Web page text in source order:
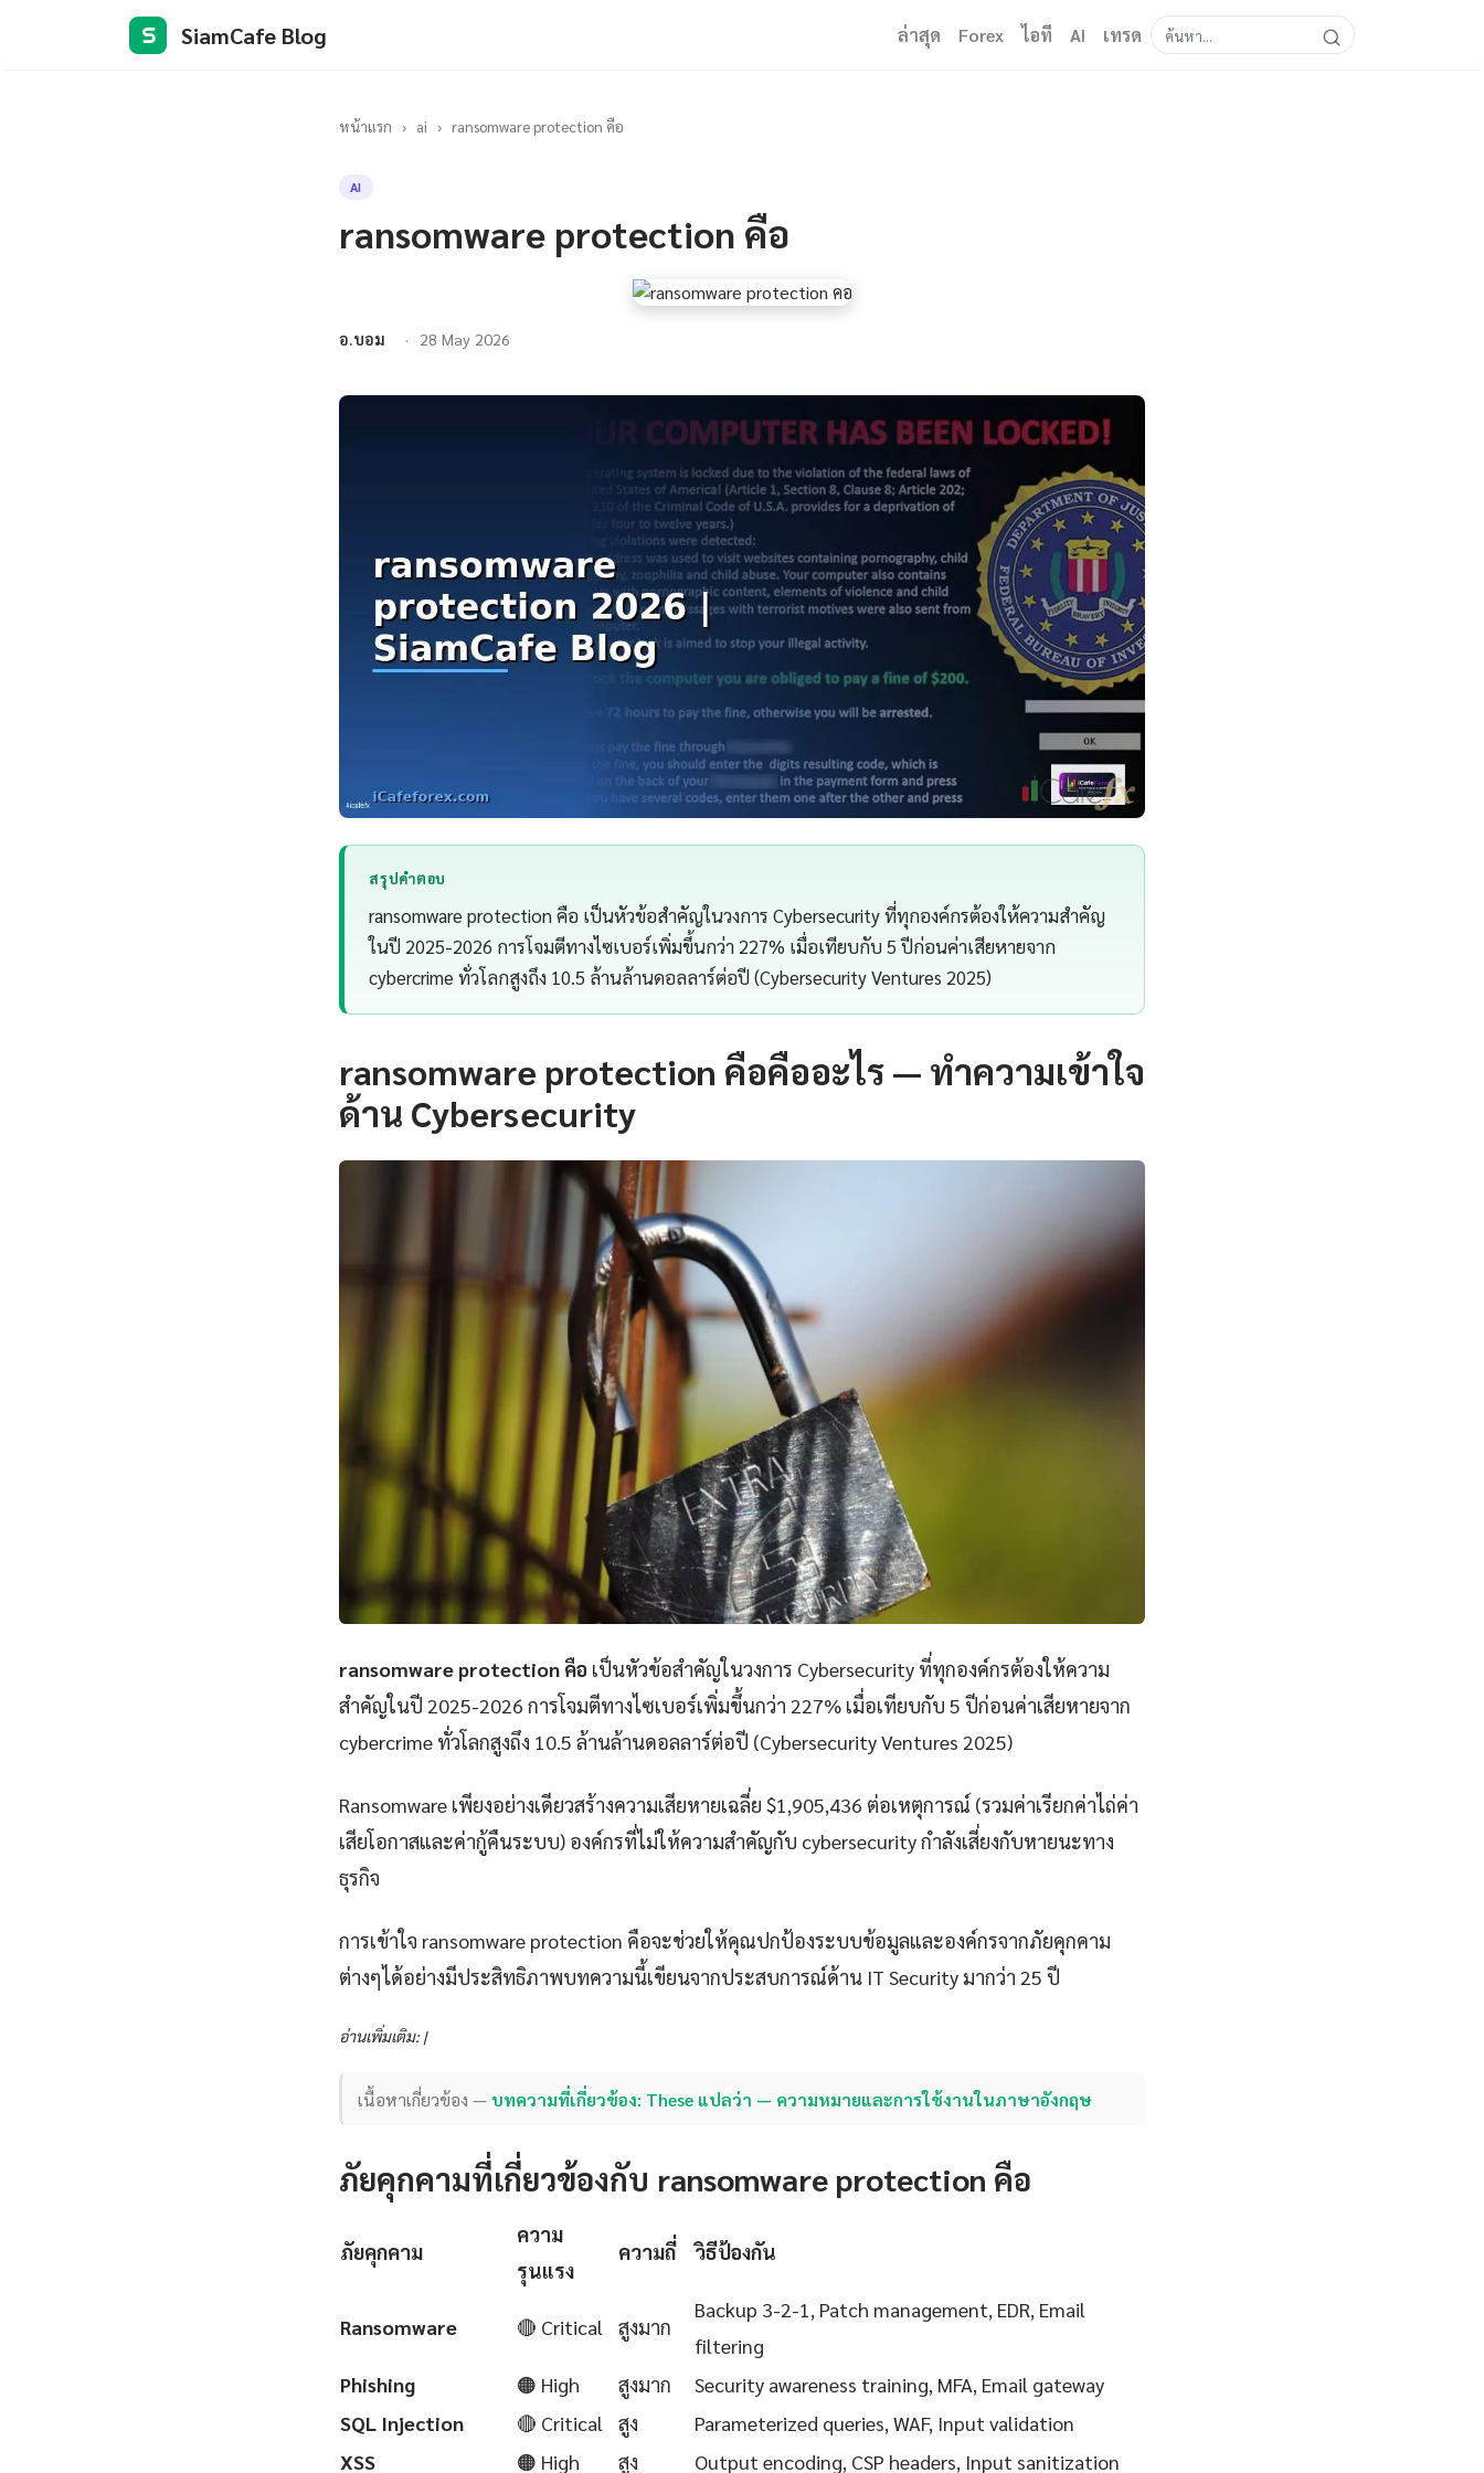
S SiamCafe Blog ล่าสุด Forex ไอที AI เทรด
หน้าแรก › ai › ransomware protection คือ
AI
ransomware protection คือ
อ.บอม 28 May 2026
สรุปคำตอบ
ransomware protection คือ เป็นหัวข้อสำคัญในวงการ Cybersecurity ที่ทุกองค์กรต้องให้ความสำคัญ
ในปี 2025-2026 การโจมตีทางไซเบอร์เพิ่มขึ้นกว่า 227% เมื่อเทียบกับ 5 ปีก่อนค่าเสียหายจาก
cybercrime ทั่วโลกสูงถึง 10.5 ล้านล้านดอลลาร์ต่อปี (Cybersecurity Ventures 2025)
ransomware protection คือคืออะไร — ทำความเข้าใจ
ด้าน Cybersecurity
ransomware protection คือ เป็นหัวข้อสำคัญในวงการ Cybersecurity ที่ทุกองค์กรต้องให้ความ
สำคัญในปี 2025-2026 การโจมตีทางไซเบอร์เพิ่มขึ้นกว่า 227% เมื่อเทียบกับ 5 ปีก่อนค่าเสียหายจาก
cybercrime ทั่วโลกสูงถึง 10.5 ล้านล้านดอลลาร์ต่อปี (Cybersecurity Ventures 2025)
Ransomware เพียงอย่างเดียวสร้างความเสียหายเฉลี่ย $1,905,436 ต่อเหตุการณ์ (รวมค่าเรียกค่าไถ่ค่า
เสียโอกาสและค่ากู้คืนระบบ) องค์กรที่ไม่ให้ความสำคัญกับ cybersecurity กำลังเสี่ยงกับหายนะทาง
ธุรกิจ
การเข้าใจ ransomware protection คือจะช่วยให้คุณปกป้องระบบข้อมูลและองค์กรจากภัยคุกคาม
ต่างๆได้อย่างมีประสิทธิภาพบทความนี้เขียนจากประสบการณ์ด้าน IT Security มากว่า 25 ปี
อ่านเพิ่มเติม: |
เนื้อหาเกี่ยวข้อง — บทความที่เกี่ยวข้อง: These แปลว่า — ความหมายและการใช้งานในภาษาอังกฤษ
ภัยคุกคามที่เกี่ยวข้องกับ ransomware protection คือ
ภัยคุกคาม
ความ
รุนแรง
ความถี่ วิธีป้องกัน
Ransomware 🔴 Critical สูงมาก
Backup 3-2-1, Patch management, EDR, Email
filtering
Phishing
🟠 High สูงมาก
Security awareness training, MFA, Email gateway
SQL Injection
🔴 Critical สูง
Parameterized queries, WAF, Input validation
XSS
🟠 High สูง Output encoding, CSP headers, Input sanitization